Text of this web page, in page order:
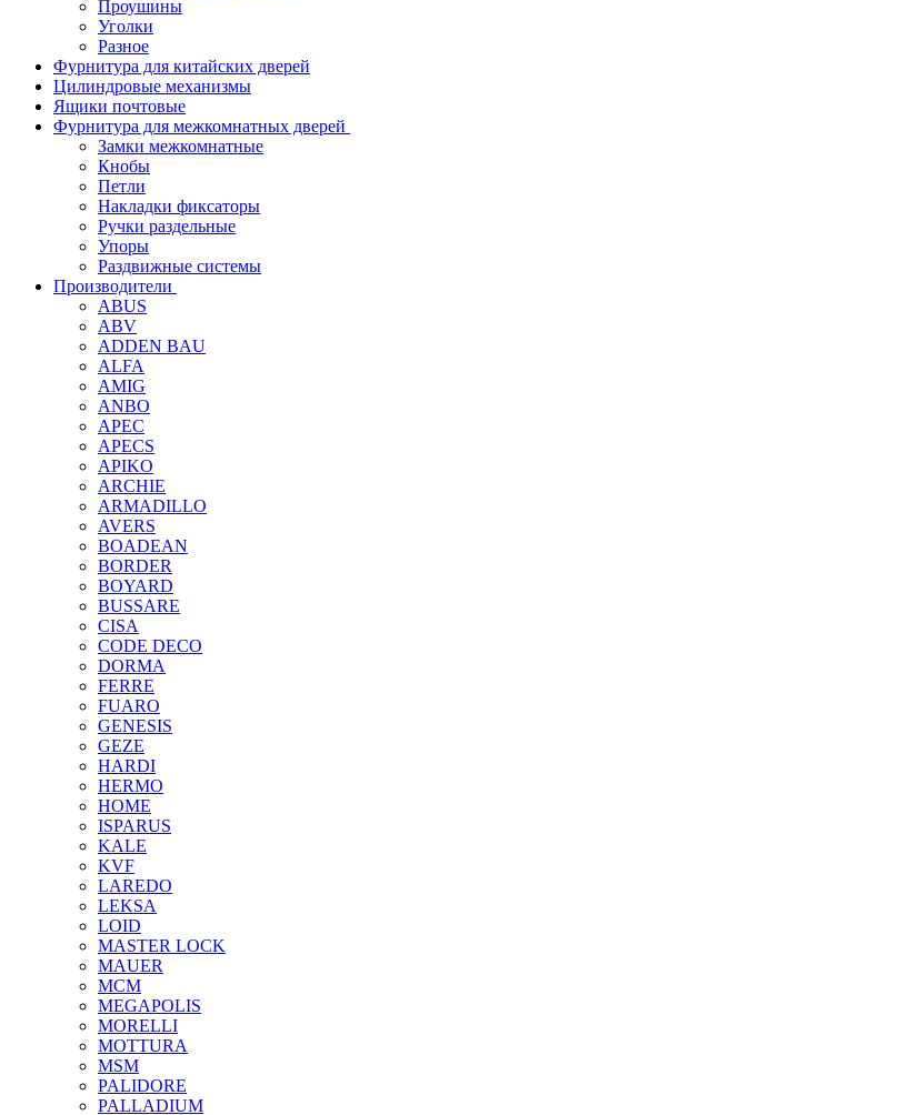
Проушины
Уголки
Разное
Фурнитура для китайских дверей
Цилиндровые механизмы
Ящики почтовые
Фурнитура для межкомнатных дверей
Замки межкомнатные
Кнобы
Петли
Накладки фиксаторы
Ручки раздельные
Упоры
Раздвижные системы
Производители
ABUS
ABV
ADDEN BAU
ALFA
AMIG
ANBO
APEC
APECS
APIKO
ARCHIE
ARMADILLO
AVERS
BOADEAN
BORDER
BOYARD
BUSSARE
CISA
CODE DECO
DORMA
FERRE
FUARO
GENESIS
GEZE
HARDI
HERMO
HOMЕ
ISPARUS
KALE
KVF
LAREDO
LEKSA
LOID
MASTER LOCK
MAUER
MCM
MEGAPOLIS
MORELLI
MOTTURA
MSM
PALIDORE
PALLADIUM